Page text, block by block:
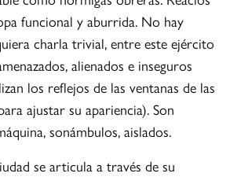
funcional y aburrida. No hay
charla trivial, entre este ejército
alienados e inseguros
los reflejos de las ventanas de las
ajustar su apariencia). Son
sonámbulos, aislados.
se articula a través de su